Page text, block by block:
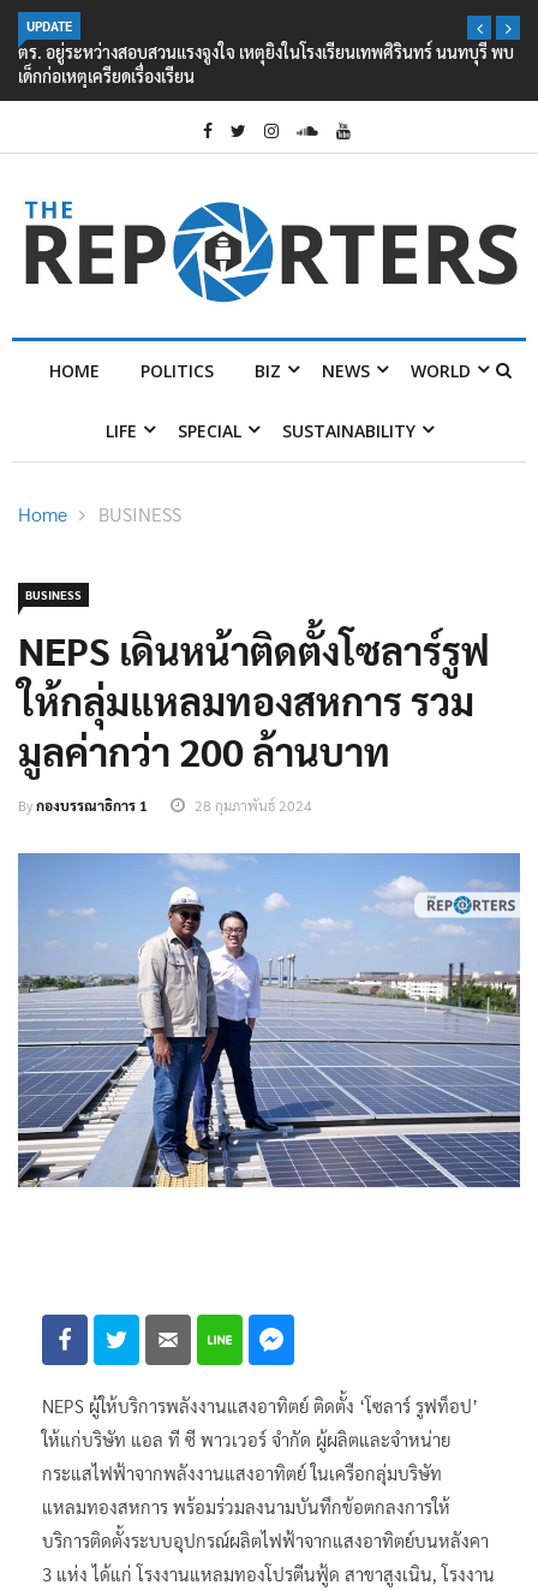
UPDATE
ตร. อยู่ระหว่างสอบสวนแรงจูงใจ เหตุยิงในโรงเรียนเทพศิรินทร์ นนทบุรี พบ
เด็กก่อเหตุเครียดเรื่องเรียน
HOME POLITICS BIZ NEWS WORLD
LIFE SPECIAL SUSTAINABILITY
Home BUSINESS
BUSINESS
NEPS เดินหน้าติดตั้งโซลาร์รูฟ
ให้กลุ่มแหลมทองสหการ รวม
มูลค่ากว่า 200 ล้านบาท
Byกองบรรณาธิการ 1 28 กุมภาพันธ์ 2024
NEPS ผู้ให้บริการพลังงานแสงอาทิตย์ ติดตั้ง ‘โซลาร์ รูฟท็อป’
ให้แก่บริษัท แอล ที ซี พาวเวอร์ จำกัด ผู้ผลิตและจำหน่าย
กระแสไฟฟ้าจากพลังงานแสงอาทิตย์ ในเครือกลุ่มบริษัท
แหลมทองสหการ พร้อมร่วมลงนามบันทึกข้อตกลงการให้
บริการติดตั้งระบบอุปกรณ์ผลิตไฟฟ้าจากแสงอาทิตย์บนหลังคา
3 แห่ง ได้แก่ โรงงานแหลมทองโปรตีนฟู้ด สาขาสูงเนิน, โรงงาน